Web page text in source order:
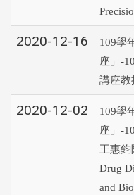
2020-12-16
109學
座」-
講座教
2020-12-02
109學
座」-
王惠鈞
Drug
and